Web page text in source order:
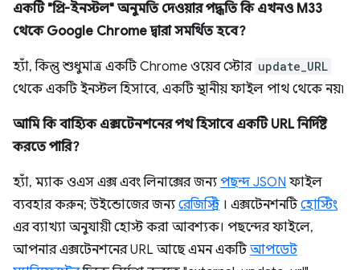
একটি "প্রি-ইনস্টল" অনুমতি দেওয়ার পদ্ধতি কি এখনও M33
থেকে Google Chrome দ্বারা সমর্থিত হবে?
হ্যাঁ, কিন্তু শুধুমাত্র একটি Chrome ওয়েব স্টোর update_URL
থেকে একটি ইনস্টল হিসাবে, একটি স্থানীয় ফাইল পাথ থেকে নয়৷
আমি কি বাহ্যিক এক্সটেনশনের পথ হিসাবে একটি URL নির্দিষ্ট
করতে পারি?
হ্যাঁ, ম্যাক ওএস এক্স এবং লিনাক্সের জন্য পছন্দ JSON ফাইল
ব্যবহার করুন; উইন্ডোজের জন্য রেজিস্ট্রি। এক্সটেনশনটিহোস্টিং
এর ব্যাখ্যা অনুযায়ী হোস্ট করা আবশ্যক। পছন্দের ফাইলে,
আপনার এক্সটেনশনের URL আছে এমন একটিআপডেট